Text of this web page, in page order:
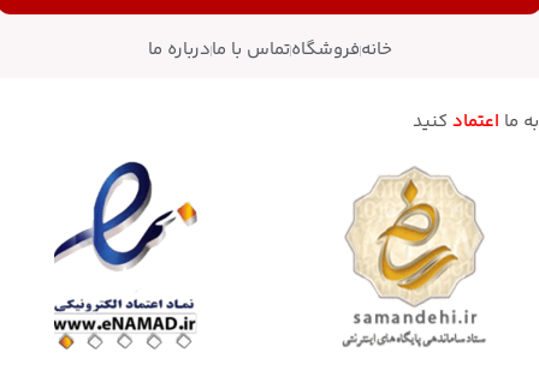
خانهفروشگاهتماس با مادرباره ما
به ما اعتماد کنید